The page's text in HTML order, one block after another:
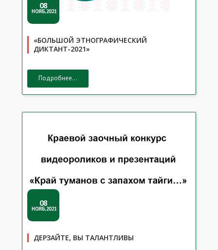
08
НОЯБ,2021
«БОЛЬШОЙ ЭТНОГРАФИЧЕСКИЙ
ДИКТАНТ-2021»
Подробнее...
08
НОЯБ,2021
ДЕРЗАЙТЕ, ВЫ ТАЛАНТЛИВЫ